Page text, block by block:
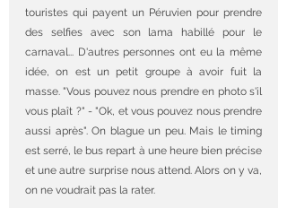
touristes qui payent un Péruvien pour prendre
des selfies avec son lama habillé pour le
carnaval... D'autres personnes ont eu la même
idée, on est un petit groupe à avoir fuit la
masse. "Vous pouvez nous prendre en photo s'il
vous plaît ?" - "Ok, et vous pouvez nous prendre
aussi après". On blague un peu. Mais le timing
est serré, le bus repart à une heure bien précise
et une autre surprise nous attend. Alors on y va,
on ne voudrait pas la rater.